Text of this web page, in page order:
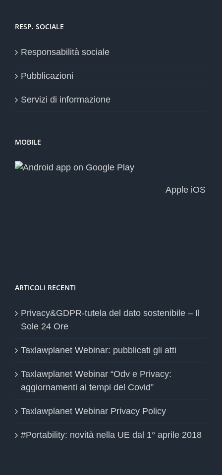
RESP. SOCIALE
Responsabilità sociale
Pubblicazioni
Servizi di informazione
MOBILE
Apple iOS
ARTICOLI RECENTI
Privacy&GDPR-tutela del dato sostenibile – Il
Sole 24 Ore
Taxlawplanet Webinar: pubblicati gli atti
Taxlawplanet Webinar “Odv e Privacy:
aggiornamenti ai tempi del Covid”
Taxlawplanet Webinar Privacy Policy
#Portability: novità nella UE dal 1° aprile 2018